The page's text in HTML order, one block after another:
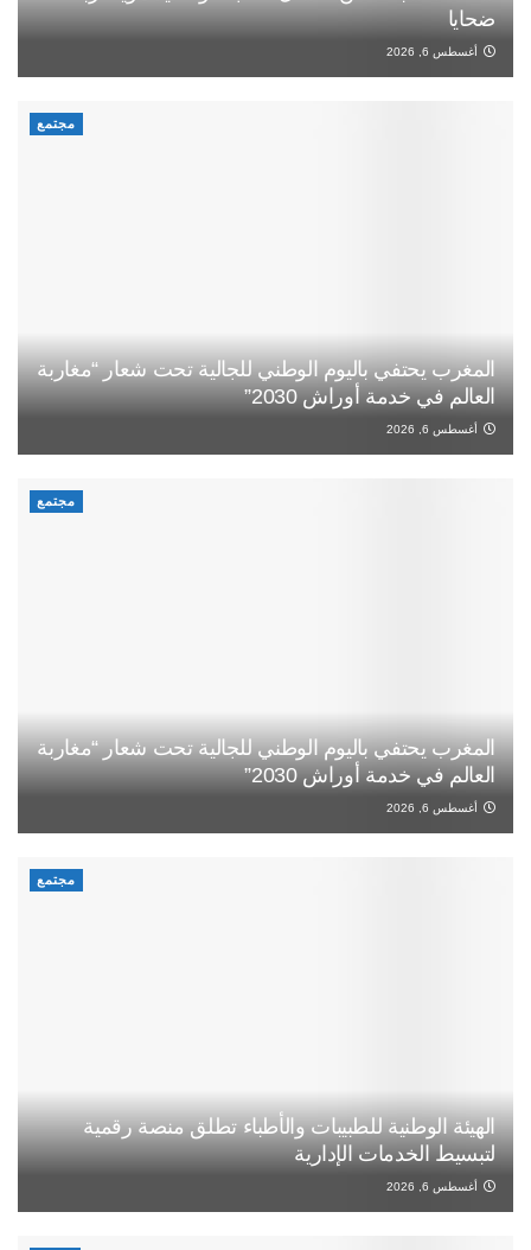
ضحايا
أغسطس 6, 2026
مجتمع
المغرب يحتفي باليوم الوطني للجالية تحت شعار “مغاربة
العالم في خدمة أوراش 2030”
أغسطس 6, 2026
مجتمع
المغرب يحتفي باليوم الوطني للجالية تحت شعار “مغاربة
العالم في خدمة أوراش 2030”
أغسطس 6, 2026
مجتمع
الهيئة الوطنية للطبيبات والأطباء تطلق منصة رقمية
لتبسيط الخدمات الإدارية
أغسطس 6, 2026